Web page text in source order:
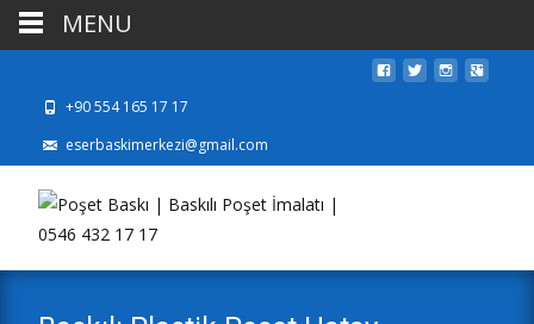
+90 554 165 17 17
eserbaskimerkezi@gmail.com
MENU